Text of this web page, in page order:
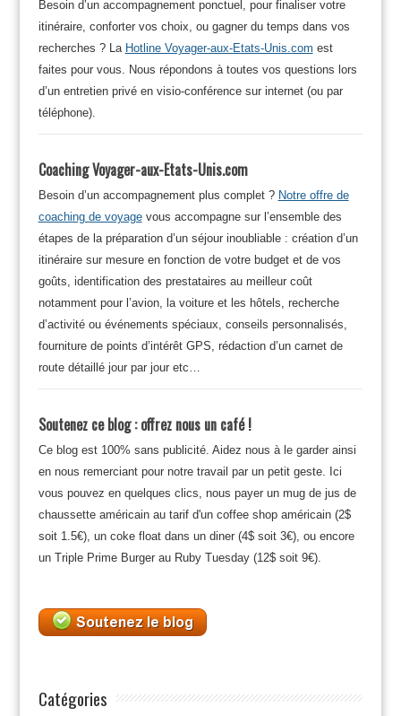
Besoin d’un accompagnement ponctuel, pour finaliser votre
itinéraire, conforter vos choix, ou gagner du temps dans vos
recherches ? La Hotline Voyager-aux-Etats-Unis.com est
faites pour vous. Nous répondons à toutes vos questions lors
d’un entretien privé en visio-conférence sur internet (ou par
téléphone).
Coaching Voyager-aux-Etats-Unis.com
Besoin d’un accompagnement plus complet ? Notre offre de
coaching de voyagevous accompagne sur l’ensemble des
étapes de la préparation d’un séjour inoubliable : création d’un
itinéraire sur mesure en fonction de votre budget et de vos
goûts, identification des prestataires au meilleur coût
notamment pour l’avion, la voiture et les hôtels, recherche
d’activité ou événements spéciaux, conseils personnalisés,
fourniture de points d’intérêt GPS, rédaction d’un carnet de
route détaillé jour par jour etc…
Soutenez ce blog : offrez nous un café !
Ce blog est 100% sans publicité. Aidez nous à le garder ainsi
en nous remerciant pour notre travail par un petit geste. Ici
vous pouvez en quelques clics, nous payer un mug de jus de
chaussette américain au tarif d'un coffee shop américain (2$
soit 1.5€), un coke float dans un diner (4$ soit 3€), ou encore
un Triple Prime Burger au Ruby Tuesday (12$ soit 9€).
Catégories